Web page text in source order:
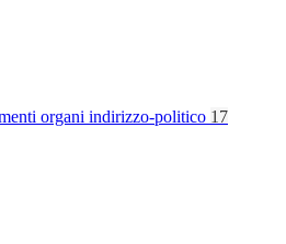
organi indirizzo-politico 17